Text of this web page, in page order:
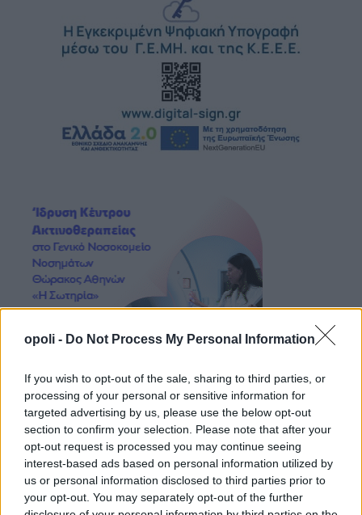
opoli - Do Not Process My Personal Information
If you wish to opt-out of the sale, sharing to third parties, or
processing of your personal or sensitive information for
targeted advertising by us, please use the below opt-out
section to confirm your selection. Please note that after your
opt-out request is processed you may continue seeing
interest-based ads based on personal information utilized by
us or personal information disclosed to third parties prior to
your opt-out. You may separately opt-out of the further